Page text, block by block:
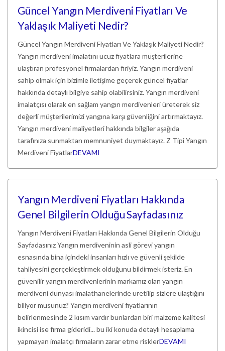
Güncel Yangın Merdiveni Fiyatları Ve
Yaklaşık Maliyeti Nedir?
Güncel Yangın Merdiveni Fiyatları Ve Yaklaşık Maliyeti Nedir?
Yangın merdiveni imalatını ucuz fiyatlara müşterilerine
ulaştıran profesyonel firmalardan firiyiz. Yangın merdiveni
sahip olmak için bizimle iletişime geçerek güncel fiyatlar
hakkında detaylı bilgiye sahip olabilirsiniz. Yangın merdiveni
imalatçısı olarak en sağlam yangın merdivenleri üreterek siz
değerli müşterilerimizi yangına karşı güvenliğini artırmaktayız.
Yangın merdiveni maliyetleri hakkında bilgiler aşağıda
tarafınıza sunmaktan memnuniyet duymaktayız. Z Tipi Yangın
Merdiveni FiyatlarDEVAMI
Yangın Merdiveni Fiyatları Hakkında
Genel Bilgilerin Olduğu Sayfadasınız
Yangın Merdiveni Fiyatları Hakkında Genel Bilgilerin Olduğu
Sayfadasınız Yangın merdiveninin asli görevi yangın
esnasında bina içindeki insanları hızlı ve güvenli şekilde
tahliyesini gerçekleştirmek olduğunu bildirmek isteriz. En
güvenilir yangın merdivenlerinin markamız olan yangın
merdiveni dünyası imalathanelerinde üretilip sizlere ulaştığını
biliyor musunuz? Yangın merdiveni fiyatlarının
belirlenmesinde 2 kısım vardır bunlardan biri malzeme kalitesi
ikincisi ise firma gideridi... bu iki konuda detaylı hesaplama
yapmayan imalatçı firmaların zarar etme risklerDEVAMI